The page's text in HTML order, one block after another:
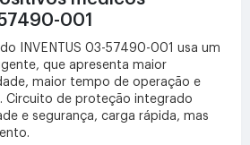
001
INVENTUS 03-57490-001 usa um
que apresenta maior
maior tempo de operação e
Circuito de proteção integrado
e segurança, carga rápida, mas